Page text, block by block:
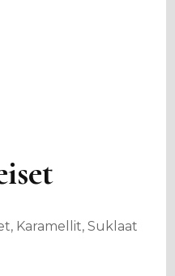
Karamellit, Suklaat